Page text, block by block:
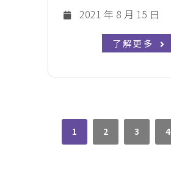
2021 年 8 月 15 日
了解更多
1 2 3 4